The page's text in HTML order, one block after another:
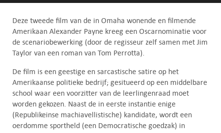
Deze tweede film van de in Omaha wonende en filmende
Amerikaan Alexander Payne kreeg een Oscarnominatie voor
de scenariobewerking (door de regisseur zelf samen met Jim
Taylor van een roman van Tom Perrotta).
De film is een geestige en sarcastische satire op het
Amerikaanse politieke bedrijf; gesitueerd op een middelbare
school waar een voorzitter van de leerlingenraad moet
worden gekozen. Naast de in eerste instantie enige
(Republikeinse machiavellistische) kandidate, wordt een
oerdomme sportheld (een Democratische goedzak) in